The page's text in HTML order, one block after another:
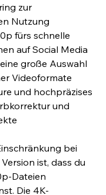
zur
Nutzung
fürs schnelle
auf Social Media
große Auswahl
Videoformate
und hochpräzises
und
bei
ist, dass du
Dateien
Die 4K-